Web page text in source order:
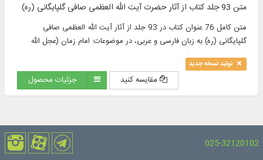
متن 93 جلد کتاب از آثار حضرت آیت الله العظمی صافی گلپایگانی (ره)
متن کامل 76 عنوان کتاب در 93 جلد از آثار آیت الله العظمی صافی
گلپایگانی (ره) به زبان فارسی و عربی، در موضوعات: امام زمان (عجل الله
تعالی فرجه الشریف)، اصول، تاریخ، تراجم، تربیتی، حدیث، حوزه های علمیه
و ...تولید نسخه جدید
مقایسه کنید جزئیات محصول
025-32120102